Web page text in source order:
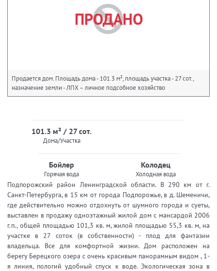
ПРОДАНО
Продается дом. Площадь дома - 101.3 м², площадь участка - 27 сот.,
назначение земли - ЛПХ – личное подсобное хозяйство
101.3 м² / 27 сот.
Дома/Участка
Бойлер
Горячая вода
Колодец
Холодная вода
Подпорожский район Ленинградской области. В 290 км от г.
Санкт-Петербурга, в 15 км от города Подпорожье, в д. Шеменичи,
где действительно можно отдохнуть от шумного города и суеты,
выставлен в продажу одноэтажный жилой дом с мансардой 2006
г.п., общей площадью 101,3 кв. м, жилой площадью 55,3 кв. м, на
участке в 27 соток (в собственности) - плод для фантазии
владельца. Все для комфортной жизни. Дом расположен на
берегу Берецкого озера с очень красивым панорамным видом , 1-
я линия, пологий удобный спуск к воде. Экологическая зона в